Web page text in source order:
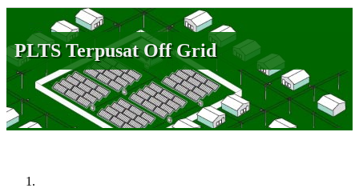
PLTS Terpusat Off Grid